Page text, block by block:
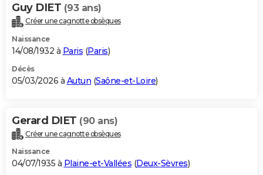
Guy DIET (93 ans)
Créer une cagnotte obsèques
Naissance
14/08/1932 à Paris (Paris)
Décès
05/03/2026 à Autun (Saône-et-Loire)
Gerard DIET (90 ans)
Créer une cagnotte obsèques
Naissance
04/07/1935 à Plaine-et-Vallées (Deux-Sèvres)